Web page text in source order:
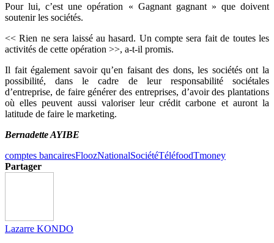
Pour lui, c’est une opération « Gagnant gagnant » que doivent
soutenir les sociétés.
<< Rien ne sera laissé au hasard. Un compte sera fait de toutes les
activités de cette opération >>, a-t-il promis.
Il fait également savoir qu’en faisant des dons, les sociétés ont la
possibilité, dans le cadre de leur responsabilité sociétales
d’entreprise, de faire générer des entreprises, d’avoir des plantations
où elles peuvent aussi valoriser leur crédit carbone et auront la
latitude de faire le marketing.
Bernadette AYIBE
comptes bancairesFloozNationalSociétéTéléfoodTmoney
Partager
Lazarre KONDO